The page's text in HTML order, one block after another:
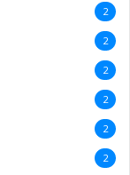
2
2
2
2
2
2